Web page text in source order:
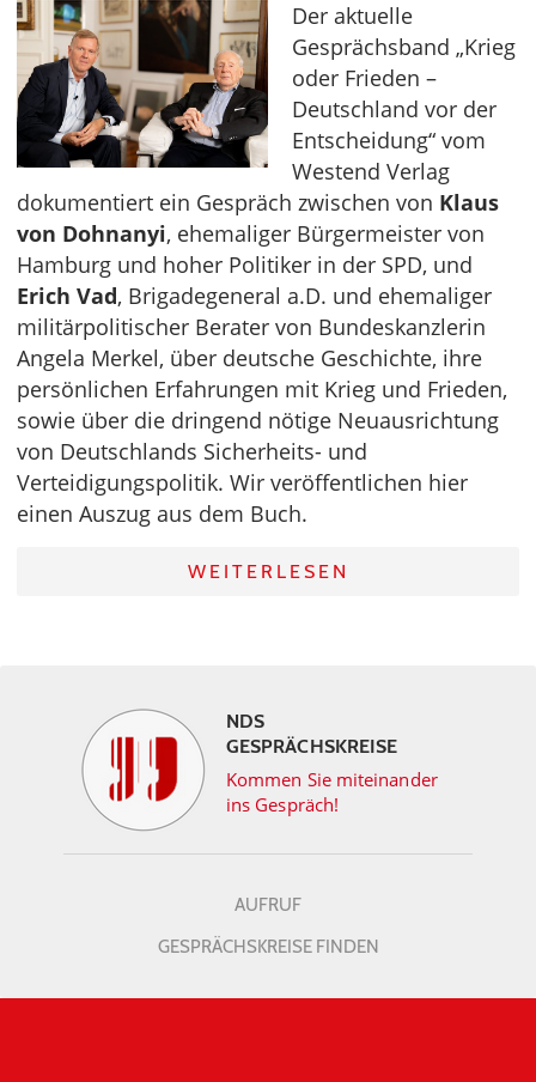
Der aktuelle
Gesprächsband „Krieg
oder Frieden –
Deutschland vor der
Entscheidung“ vom
Westend Verlag
dokumentiert ein Gespräch zwischen von Klaus
von Dohnanyi, ehemaliger Bürgermeister von
Hamburg und hoher Politiker in der SPD, und
Erich Vad, Brigadegeneral a.D. und ehemaliger
militärpolitischer Berater von Bundeskanzlerin
Angela Merkel, über deutsche Geschichte, ihre
persönlichen Erfahrungen mit Krieg und Frieden,
sowie über die dringend nötige Neuausrichtung
von Deutschlands Sicherheits- und
Verteidigungspolitik. Wir veröffentlichen hier
einen Auszug aus dem Buch.
WEITERLESEN
NDS
GESPRÄCHSKREISE
Kommen Sie miteinander
ins Gespräch!
AUFRUF
GESPRÄCHSKREISE FINDEN